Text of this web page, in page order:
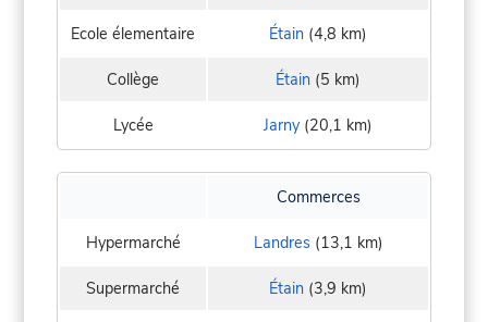
Ecole élementaire Étain (4,8 km)
Collège Étain (5 km)
Lycée Jarny (20,1 km)
Commerces
Hypermarché Landres(13,1 km)
Supermarché Étain (3,9 km)